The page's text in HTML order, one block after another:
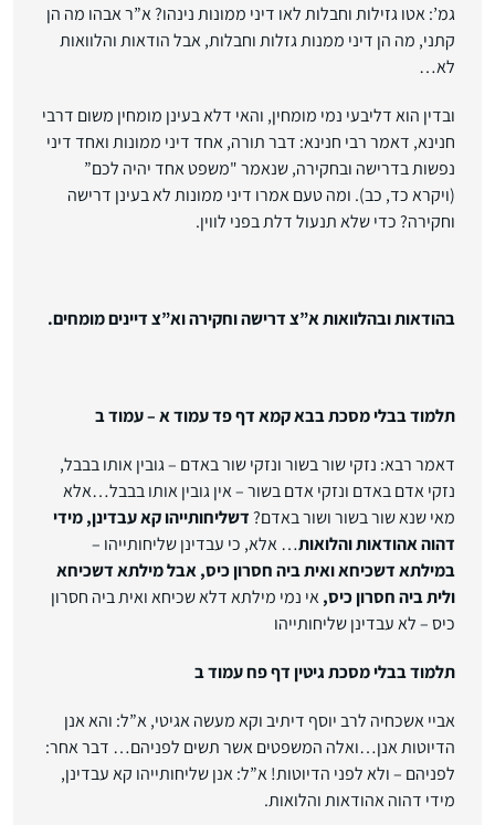
גמ’: אטו גזילות וחבלות לאו דיני ממונות נינהו? א”ר אבהו מה הן
קתני, מה הן דיני ממנות גזלות וחבלות, אבל הודאות והלוואות
לא…
ובדין הוא דליבעי נמי מומחין, והאי דלא בעינן מומחין משום דרבי
חנינא, דאמר רבי חנינא: דבר תורה, אחד דיני ממונות ואחד דיני
נפשות בדרישה ובחקירה, שנאמר "משפט אחד יהיה לכם”
(ויקרא כד, כב). ומה טעם אמרו דיני ממונות לא בעינן דרישה
וחקירה? כדי שלא תנעול דלת בפני לווין.
בהודאות ובהלוואות א”צ דרישה וחקירה וא”צ דיינים מומחים.
תלמוד בבלי מסכת בבא קמא דף פד עמוד א – עמוד ב
דאמר רבא: נזקי שור בשור ונזקי שור באדם – גובין אותו בבבל,
נזקי אדם באדם ונזקי אדם בשור – אין גובין אותו בבבל…אלא
מאי שנא שור בשור ושור באדם?דשליחותייהו קא עבדינן, מידי
דהוה אהודאות והלואות… אלא, כי עבדינן שליחותייהו –
במילתא דשכיחא ואית ביה חסרון כיס, אבל מילתא דשכיחא
ולית ביה חסרון כיס,אי נמי מילתא דלא שכיחא ואית ביה חסרון
כיס – לא עבדינן שליחותייהו
תלמוד בבלי מסכת גיטין דף פח עמוד ב
אביי אשכחיה לרב יוסף דיתיב וקא מעשה אגיטי, א”ל: והא אנן
הדיוטות אנן…ואלה המשפטים אשר תשים לפניהם… דבר אחר:
לפניהם – ולא לפני הדיוטות! א”ל: אנן שליחותייהו קא עבדינן,
מידי דהוה אהודאות והלואות.